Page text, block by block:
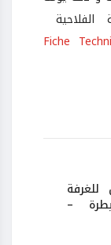
الغرفة الفلاحية
Fiche
للغرفة
–